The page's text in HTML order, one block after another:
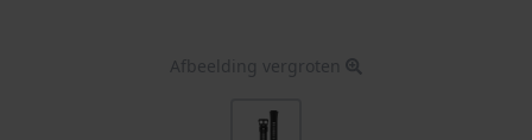
Afbeelding vergroten